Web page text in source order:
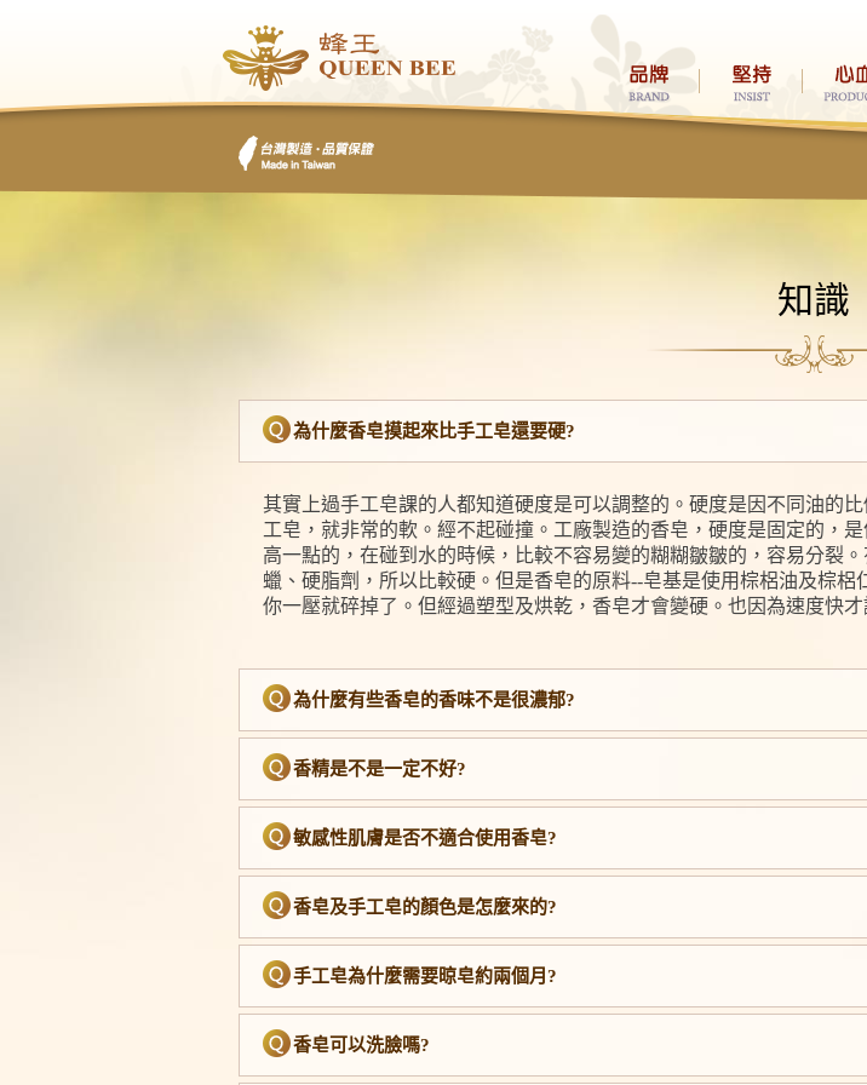
知識
為什麼香皂摸起來比手工皂還要硬?
其實上過手工皂課的人都知道硬度是可以調整的。硬度是因不同油的
工皂，就非常的軟。經不起碰撞。工廠製造的香皂，硬度是固定的，
高一點的，在碰到水的時候，比較不容易變的糊糊皺皺的，容易分裂
蠟、硬脂劑，所以比較硬。但是香皂的原料--皂基是使用棕梠油及棕
你一壓就碎掉了。但經過塑型及烘乾，香皂才會變硬。也因為速度快才
為什麼有些香皂的香味不是很濃郁?
香精是不是一定不好?
敏感性肌膚是否不適合使用香皂?
香皂及手工皂的顏色是怎麼來的?
手工皂為什麼需要晾皂約兩個月?
香皂可以洗臉嗎?